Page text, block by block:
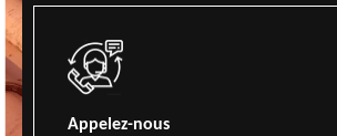
Appelez-nous